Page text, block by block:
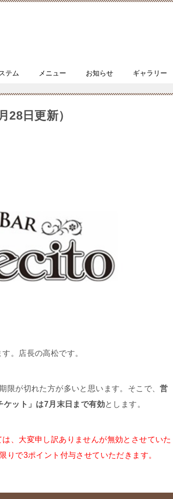
テム メニュー お知らせ ギャラリー
日更新）
。店長の高松です。
限が切れた方が多いと思います。そこで、営
ケット」は7月末日まで有効とします。
、大変申し訳ありませんが無効とさせていた
りで3ポイント付与させていただきます。